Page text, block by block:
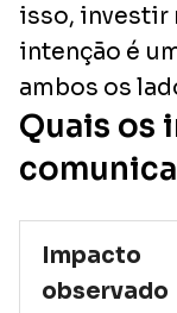
isso, investir
intenção é
ambos os
Quais os
Impacto
observado